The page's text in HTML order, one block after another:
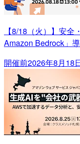
【8/18（火）】安
Amazon Bedrock」
開催前2026年8月18